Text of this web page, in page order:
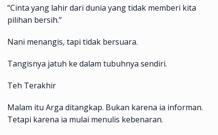
“Cinta yang lahir dari dunia yang tidak memberi kita
pilihan bersih.”
Nani menangis, tapi tidak bersuara.
Tangisnya jatuh ke dalam tubuhnya sendiri.
Teh Terakhir
Malam itu Arga ditangkap. Bukan karena ia informan.
Tetapi karena ia mulai menulis kebenaran.